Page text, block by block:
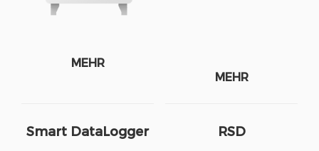
MEHR
MEHR
Smart DataLogger RSD